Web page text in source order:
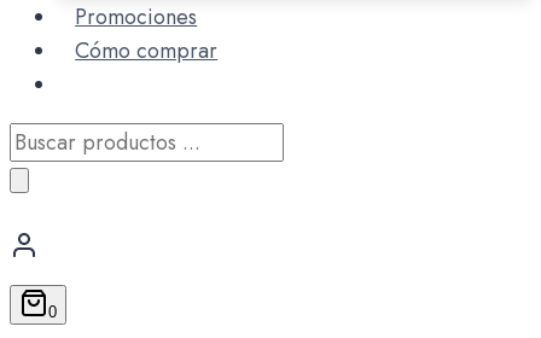
Promociones
Cómo comprar
Búsqueda
de
0